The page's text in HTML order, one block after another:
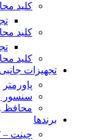
کلید
کلید
کلید
تجهیزات جانبی
پاورمتر
سنسور
محافظ
برندها
چینت – CHINT